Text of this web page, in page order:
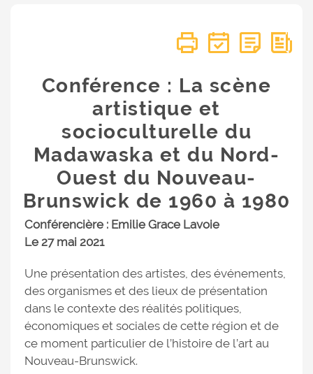
Conférence : La scène
artistique et
socioculturelle du
Madawaska et du Nord-
Ouest du Nouveau-
Brunswick de 1960 à 1980
Conférencière : Emilie Grace Lavoie
Le 27 mai 2021
Une présentation des artistes, des événements,
des organismes et des lieux de présentation
dans le contexte des réalités politiques,
économiques et sociales de cette région et de
ce moment particulier de l’histoire de l’art au
Nouveau-Brunswick.